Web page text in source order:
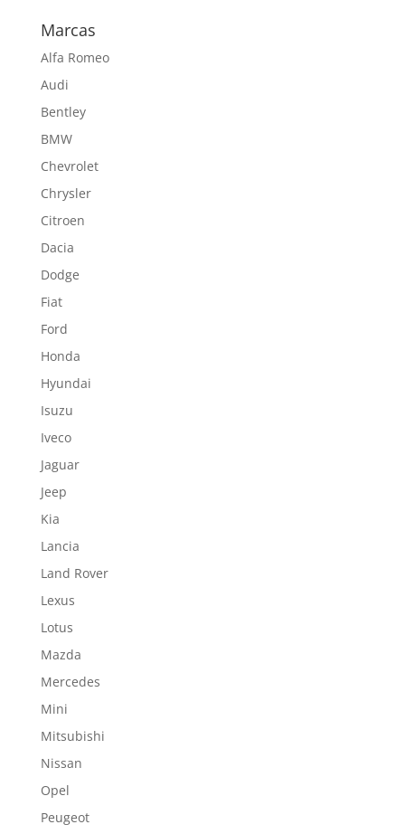
Marcas
Alfa Romeo
Audi
Bentley
BMW
Chevrolet
Chrysler
Citroen
Dacia
Dodge
Fiat
Ford
Honda
Hyundai
Isuzu
Iveco
Jaguar
Jeep
Kia
Lancia
Land Rover
Lexus
Lotus
Mazda
Mercedes
Mini
Mitsubishi
Nissan
Opel
Peugeot